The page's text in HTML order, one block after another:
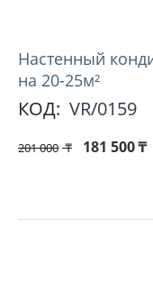
Настенный
на 20-25м²
КОД: VR/0159
201 000 ₸ 181 500₸